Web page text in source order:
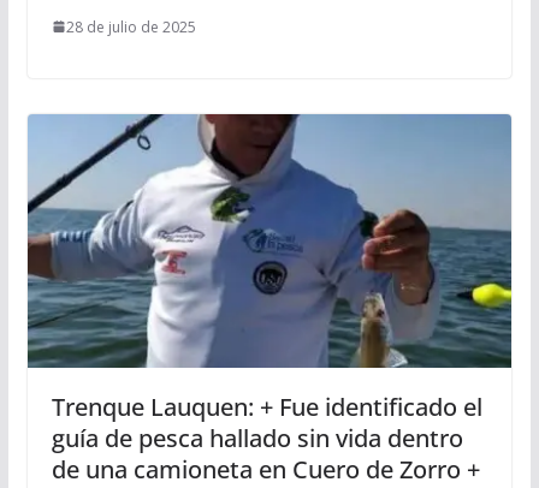
28 de julio de 2025
Trenque Lauquen: + Fue identificado el
guía de pesca hallado sin vida dentro
de una camioneta en Cuero de Zorro +